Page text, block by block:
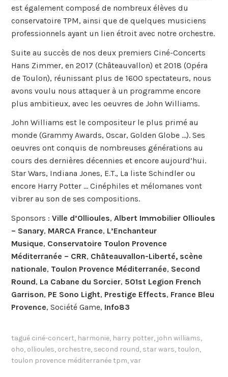
est également composé de nombreux élèves du
conservatoire TPM, ainsi que de quelques musiciens
professionnels ayant un lien étroit avec notre orchestre.
Suite au succès de nos deux premiers Ciné-Concerts
Hans Zimmer, en 2017 (Châteauvallon) et 2018 (Opéra
de Toulon), réunissant plus de 1600 spectateurs, nous
avons voulu nous attaquer à un programme encore
plus ambitieux, avec les oeuvres de John Williams.
John Williams est le compositeur le plus primé au
monde (Grammy Awards, Oscar, Golden Globe …). Ses
oeuvres ont conquis de nombreuses générations au
cours des dernières décennies et encore aujourd’hui.
Star Wars, Indiana Jones, E.T., La liste Schindler ou
encore Harry Potter … Cinéphiles et mélomanes vont
vibrer au son de ses compositions.
Sponsors : Ville d’Ollioules,Albert Immobilier Ollioules
– Sanary, MARCA France, L’Enchanteur
Musique, Conservatoire Toulon Provence
Méditerranée – CRR, Châteauvallon-Liberté, scène
nationale, Toulon Provence Méditerranée, Second
Round, La Cabane du Sorcier, 501st Legion French
Garrison, PE Sono Light, Prestige Effects, France Bleu
Provence, Société Game, Info83
tagué ciné-concert, harmonie, harry potter, john williams,
oho, ollioules, orchestre, second round, star wars, toulon,
toulon provence méditerranée tpm,var